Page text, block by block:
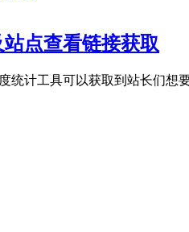
点查看链接获取
统计工具可以获取到站长们想